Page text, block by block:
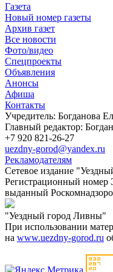
Газета
Новый номер газеты
Архив газет
Все новости
Фото/видео
Спецпроекты
Объявления
Анонсы
Афиша
Контакты
Учредитель: Богданова
Главный редактор:
+7 920 821-26-27
uezdny-gorod@yandex.ru
Рекламодателям
Сетевое издание
Регистрационный
выданный
"Уездный город Ливны"
При использовании
на www.uezdny-gorod.ru